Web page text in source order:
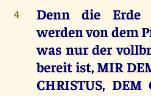
4
Denn die Erde
werden von dem
was nur der
bereit ist, MIR
CHRISTUS, DEM